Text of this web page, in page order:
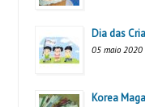
Dia das
05 maio 2020
Korea